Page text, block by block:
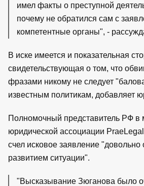
имел факты о преступной
почему не обратился сам с
компетентные органы", -
В иске имеется и показательная
свидетельствующая о том, что
фразами никому не следует
известным политикам, добавляет
Полномочный представитель РФ в
юридической ассоциации
счел исковое заявление
развитием ситуации".
"Высказывание Зюганова было